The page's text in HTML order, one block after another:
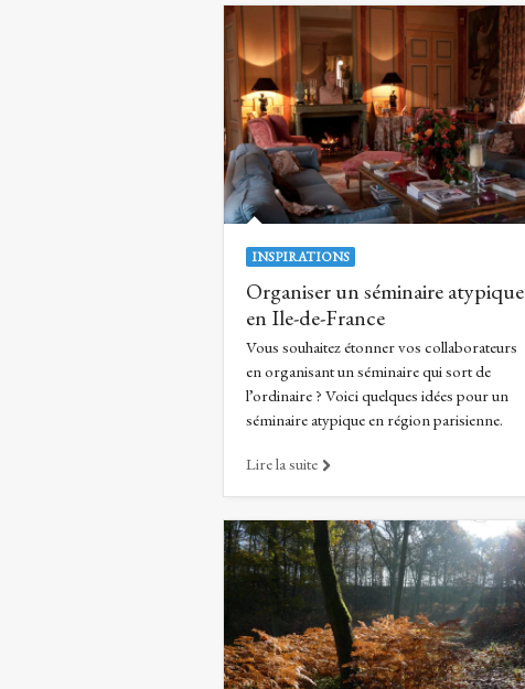
INSPIRATIONS
Organiser un séminaire atypique
en Ile-de-France
Vous souhaitez étonner vos collaborateurs
en organisant un séminaire qui sort de
l’ordinaire ? Voici quelques idées pour un
séminaire atypique en région parisienne.
Lire la suite